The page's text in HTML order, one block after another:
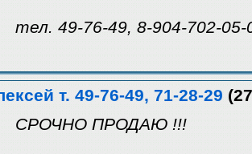
тел. 49-76-49, 8-904-702-05-
т. 49-76-49, 71-28-29
СРОЧНО ПРОДАЮ !!!